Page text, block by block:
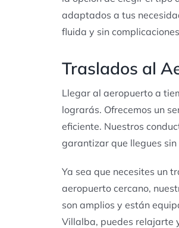
adaptados a tus
fluida y sin
Traslados al
Llegar al aeropuerto a
lograrás. Ofrecemos un
eficiente. Nuestros
garantizar que llegues
Ya sea que necesites un
aeropuerto cercano,
son amplios y están
Villalba, puedes relajarte